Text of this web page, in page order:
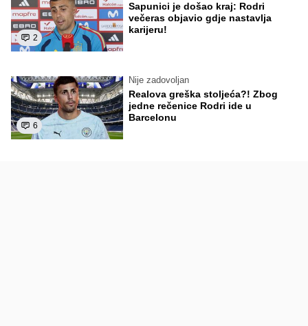
2
Sapunici je došao kraj: Rodri
večeras objavio gdje nastavlja
karijeru!
6
Nije zadovoljan
Realova greška stoljeća?! Zbog
jedne rečenice Rodri ide u
Barcelonu